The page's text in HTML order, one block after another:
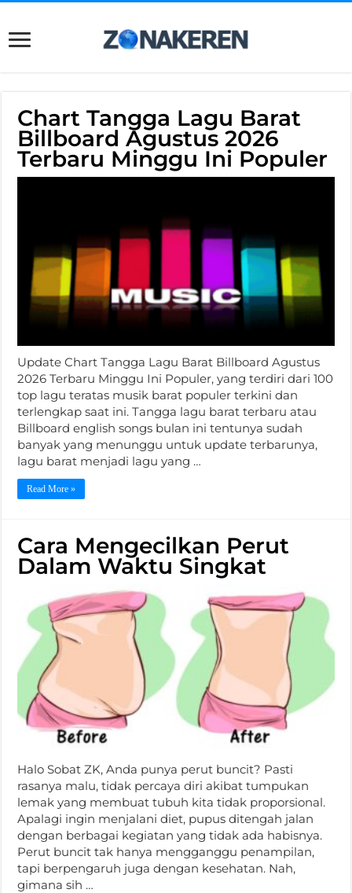
Chart Tangga Lagu Barat
Billboard Agustus 2026
Terbaru Minggu Ini Populer
Update Chart Tangga Lagu Barat Billboard Agustus
2026 Terbaru Minggu Ini Populer, yang terdiri dari 100
top lagu teratas musik barat populer terkini dan
terlengkap saat ini. Tangga lagu barat terbaru atau
Billboard english songs bulan ini tentunya sudah
banyak yang menunggu untuk update terbarunya,
lagu barat menjadi lagu yang …
Read More »
Cara Mengecilkan Perut
Dalam Waktu Singkat
Halo Sobat ZK, Anda punya perut buncit? Pasti
rasanya malu, tidak percaya diri akibat tumpukan
lemak yang membuat tubuh kita tidak proporsional.
Apalagi ingin menjalani diet, pupus ditengah jalan
dengan berbagai kegiatan yang tidak ada habisnya.
Perut buncit tak hanya mengganggu penampilan,
tapi berpengaruh juga dengan kesehatan. Nah,
gimana sih …